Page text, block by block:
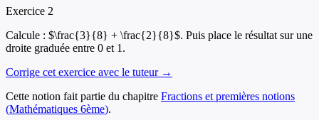
Exercice 2
Calcule : $\frac{3}{8} + \frac{2}{8}$. Puis place le résultat sur une
droite graduée entre 0 et 1.
Corrige cet exercice avec le tuteur →
Cette notion fait partie du chapitre Fractions et premières notions
(Mathématiques 6ème).